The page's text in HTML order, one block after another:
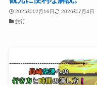
2025年12月16日
2026年7月4日
旅行